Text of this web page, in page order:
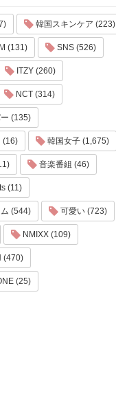
韓国スキンケア (223)
(131) SNS (526)
ITZY (260)
NCT (314)
(135)
(16) 韓国女子 (1,675)
音楽番組 (46)
(11)
(544) 可愛い (723)
NMIXX (109)
(470)
(25)